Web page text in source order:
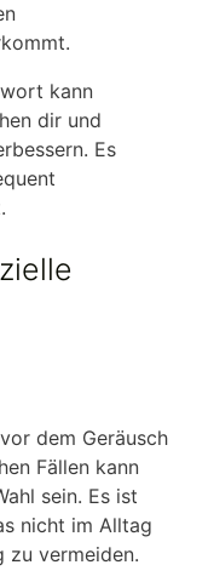
kann
dir und
Es
dem Geräusch
Fällen kann
sein. Es ist
nicht im Alltag
zu vermeiden.